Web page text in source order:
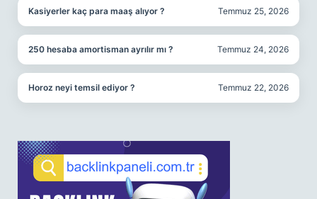
Kasiyerler kaç para maaş alıyor ? Temmuz 25, 2026
250 hesaba amortisman ayrılır mı ? Temmuz 24, 2026
Horoz neyi temsil ediyor ? Temmuz 22, 2026